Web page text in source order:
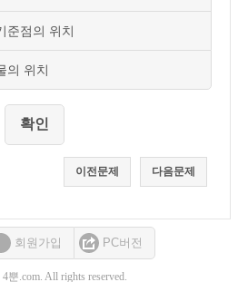
준점의 위치
의 위치
다음문제
이전문제
회원가입 PC버전
뿐.com. All rights reserved.